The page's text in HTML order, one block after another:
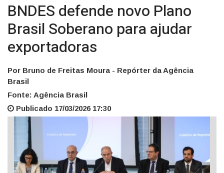
BNDES defende novo Plano
Brasil Soberano para ajudar
exportadoras
Por Bruno de Freitas Moura - Repórter da Agência
Brasil
Fonte: Agência Brasil
Publicado 17/03/2026 17:30